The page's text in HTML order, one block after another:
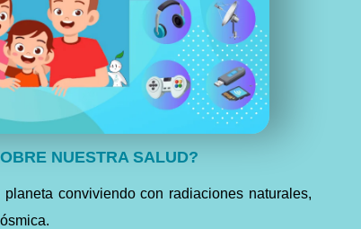
NUESTRA SALUD?
conviviendo con radiaciones naturales,